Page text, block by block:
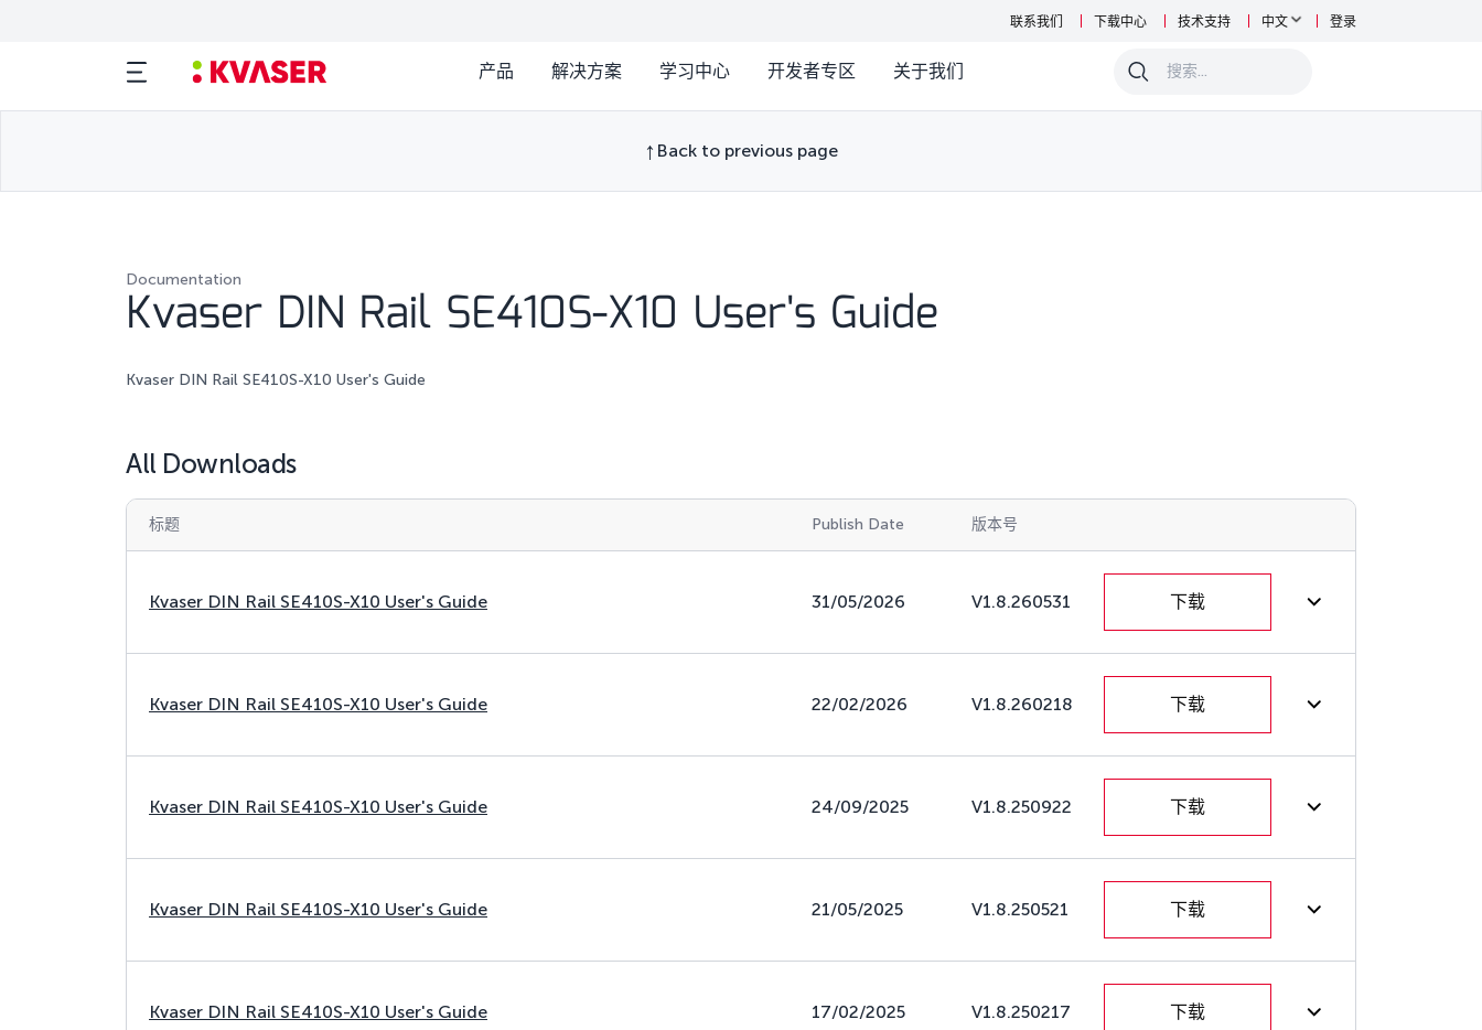
联系我们 下载中心 技术支持 中文 登录
产品 解决方案 学习中心 开发者专区 关于我们 0
Back to previous page
Documentation
Kvaser DIN Rail SE410S-X10 User's Guide
Kvaser DIN Rail SE410S-X10 User's Guide
All Downloads
标题 Publish Date 版本号
Kvaser DIN Rail SE410S-X10 User's Guide 31/05/2026 V1.8.260531 下载
Kvaser DIN Rail SE410S-X10 User's Guide 22/02/2026 V1.8.260218 下载
Kvaser DIN Rail SE410S-X10 User's Guide 24/09/2025 V1.8.250922 下载
Kvaser DIN Rail SE410S-X10 User's Guide 21/05/2025 V1.8.250521 下载
Kvaser DIN Rail SE410S-X10 User's Guide 17/02/2025 V1.8.250217 下载